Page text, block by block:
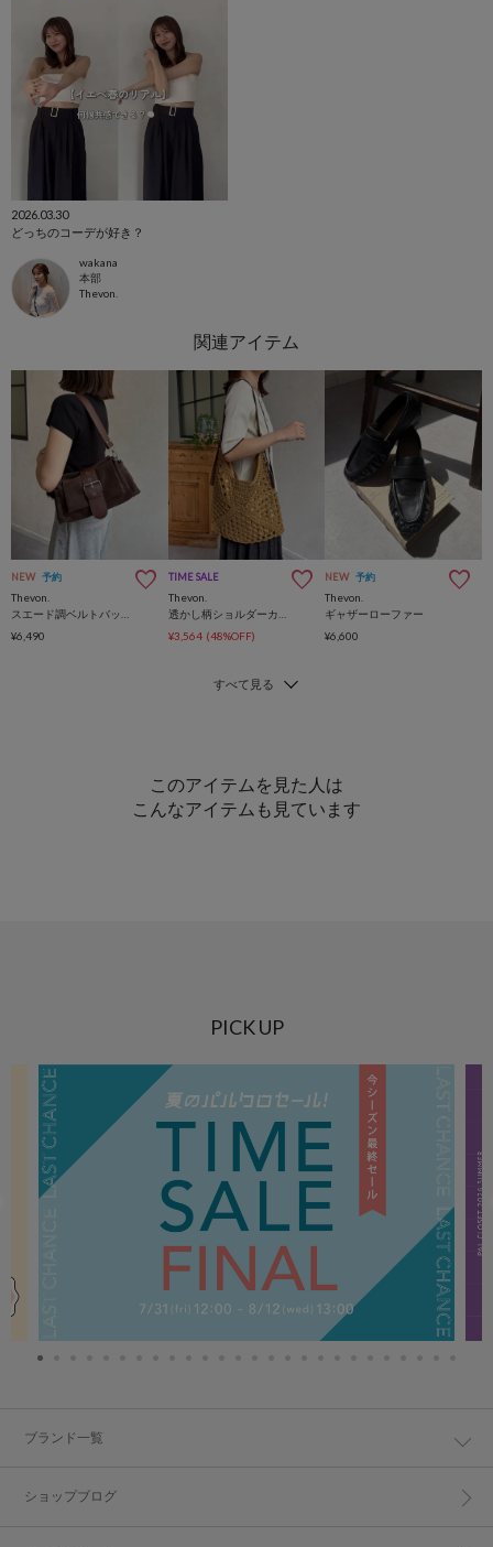
2026.03.30
どっちのコーデが好き？
wakana
本部
Thevon.
NEW 予約
Thevon.
¥6,490
TIME SALE
Thevon.
¥3,564 (48%OFF)
NEW 予約
Thevon.
ギャザーローファー
¥6,600
このアイテムを見た人は
こんなアイテムも見ています
PICK UP
ブランド一覧
ショップブログ